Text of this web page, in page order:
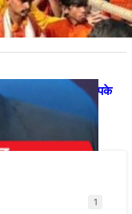
घटेगी या बढ़ेगी आपके
1